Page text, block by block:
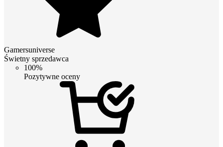
Gamersuniverse
Świetny sprzedawca
100%
Pozytywne oceny